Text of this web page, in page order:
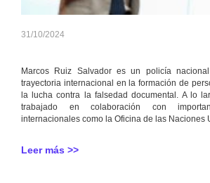
31/10/2024
Marcos Ruiz Salvador es un policía
trayectoria internacional en la formación de
la lucha contra la falsedad documental. A lo
trabajado en colaboración con
internacionales como la Oficina de las Naciones
Leer más >>